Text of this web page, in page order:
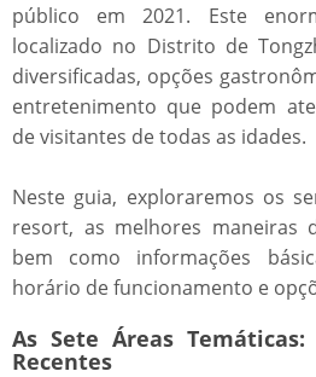
público em 2021. Este
localizado no Distrito de
diversificadas, opções
entretenimento que podem
de visitantes de todas as idades.
Neste guia, exploraremos os
resort, as melhores maneiras
bem como informações
horário de funcionamento e
As Sete Áreas
Recentes